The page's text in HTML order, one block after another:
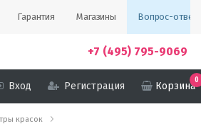
Гарантия Магазины Вопрос-ответ
+7 (495) 795-9069
Вход Регистрация Корзина
0
красок